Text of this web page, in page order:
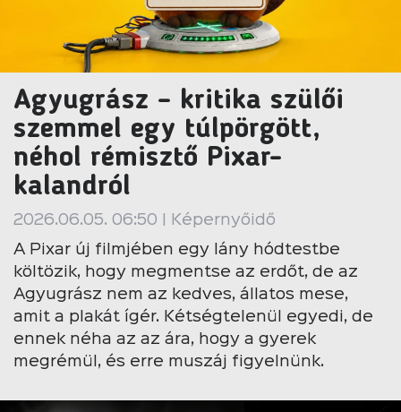
Agyugrász – kritika szülői
szemmel egy túlpörgött,
néhol rémisztő Pixar-
kalandról
2026.06.05. 06:50 | Képernyőidő
A Pixar új filmjében egy lány hódtestbe
költözik, hogy megmentse az erdőt, de az
Agyugrász nem az kedves, állatos mese,
amit a plakát ígér. Kétségtelenül egyedi, de
ennek néha az az ára, hogy a gyerek
megrémül, és erre muszáj figyelnünk.